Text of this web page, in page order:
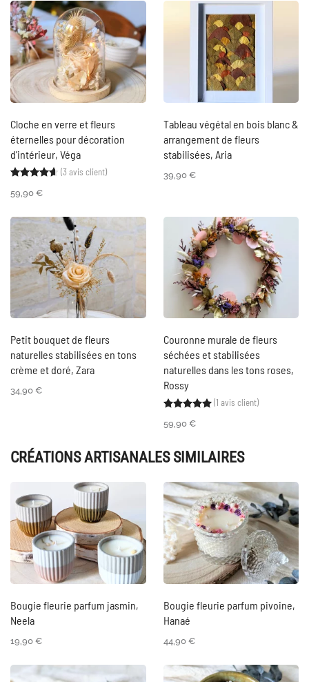
Cloche en verre et fleurs
éternelles pour décoration
d’intérieur, Véga
Noté4.67sur 5 basé sur
3 notations client
(3 avis client)
59,90 €
Tableau végétal en bois blanc &
arrangement de fleurs
stabilisées, Aria
39,90 €
Petit bouquet de fleurs
naturelles stabilisées en tons
crème et doré, Zara
34,90 €
Couronne murale de fleurs
séchées et stabilisées
naturelles dans les tons roses,
Rossy
Noté 5.00sur 5
1
(1 avis client)
59,90 €
CRÉATIONS ARTISANALES SIMILAIRES
Bougie fleurie parfum jasmin,
Neela
19,90 €
Bougie fleurie parfum pivoine,
Hanaé
44,90 €